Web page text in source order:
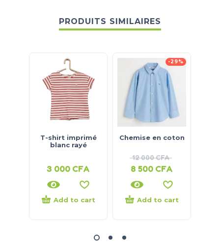
PRODUITS SIMILAIRES
T-shirt imprimé
blanc rayé
3 000 CFA
Add to cart
-29%
Chemise en coton
12 000CFA
8 500 CFA
Add to cart